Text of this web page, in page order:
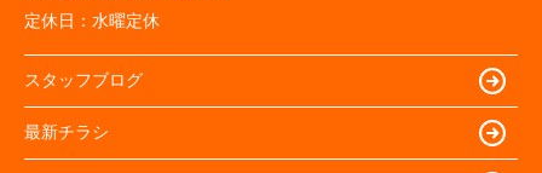
定休日： 水曜定休
スタッフブログ
最新チラシ